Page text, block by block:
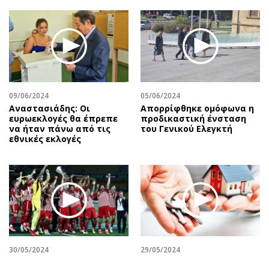
09/06/2024
Αναστασιάδης: Οι
ευρωεκλογές θα έπρεπε
να ήταν πάνω από τις
εθνικές εκλογές
05/06/2024
Απορρίφθηκε ομόφωνα η
προδικαστική ένσταση
του Γενικού Ελεγκτή
30/05/2024 29/05/2024